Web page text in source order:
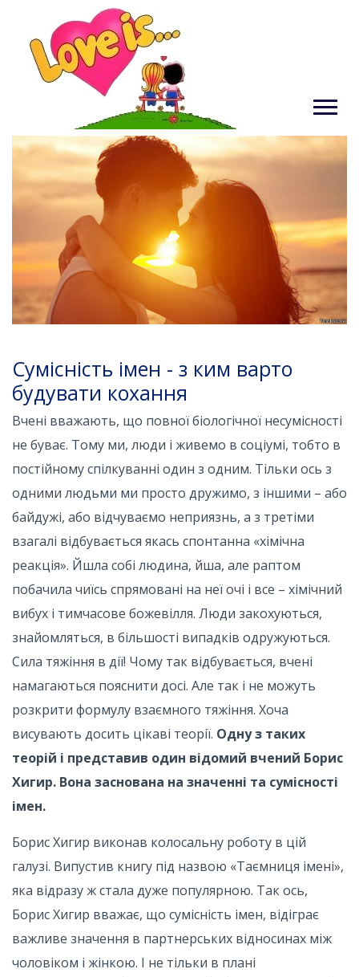
Сумісність імен - з ким варто
будувати кохання
Вчені вважають, що повної біологічної несумісності
не буває. Тому ми, люди і живемо в соціумі, тобто в
постійному спілкуванні один з одним. Тільки ось з
одними людьми ми просто дружимо, з іншими – або
байдужі, або відчуваємо неприязнь, а з третіми
взагалі відбувається якась спонтанна «хімічна
реакція». Йшла собі людина, йша, але раптом
побачила чиїсь спрямовані на неї очі і все – хімічний
вибух і тимчасове божевілля. Люди закохуються,
знайомляться, в більшості випадків одружуються.
Сила тяжіння в дії! Чому так відбувається, вчені
намагаються пояснити досі. Але так і не можуть
розкрити формулу взаємного тяжіння. Хоча
висувають досить цікаві теорії. Одну з таких
теорій і представив один відомий вчений Борис
Хигир. Вона заснована на значенні та сумісності
імен.
Борис Хигир виконав колосальну роботу в цій
галузі. Випустив книгу під назвою «Таємниця імені»,
яка відразу ж стала дуже популярною. Так ось,
Борис Хигир вважає, що сумісність імен, відіграє
важливе значення в партнерських відносинах між
чоловіком і жінкою. І не тільки в плані